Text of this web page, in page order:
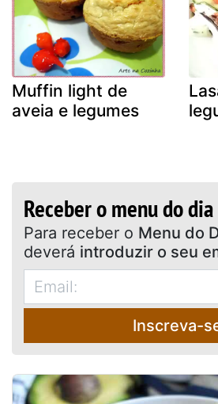
Muffin light de
aveia e legumes
Receber o menu do dia
Para receber o Menu do
deverá introduzir o seu
Inscreva-